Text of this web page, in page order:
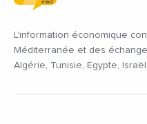
L'information économique
Méditerranée et des
Algérie, Tunisie, Egypte,